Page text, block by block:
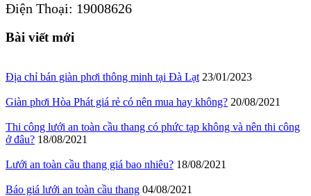
Điện Thoại: 19008626
Bài viết mới
Địa chỉ bán giàn phơi thông minh tại Đà Lạt 23/01/2023
Giàn phơi Hòa Phát giá rẻ có nên mua hay không? 20/08/2021
Thi công lưới an toàn cầu thang có phức tạp không và nên thi công
ở đâu? 18/08/2021
Lưới an toàn cầu thang giá bao nhiêu? 18/08/2021
Báo giá lưới an toàn cầu thang 04/08/2021